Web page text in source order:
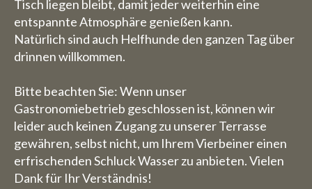
Tisch liegen bleibt, damit jeder weiterhin eine
entspannte Atmosphäre genießen kann.
Natürlich sind auch Helfhunde den ganzen Tag über
drinnen willkommen.
Bitte beachten Sie: Wenn unser
Gastronomiebetrieb geschlossen ist, können wir
leider auch keinen Zugang zu unserer Terrasse
gewähren, selbst nicht, um Ihrem Vierbeiner einen
erfrischenden Schluck Wasser zu anbieten. Vielen
Dank für Ihr Verständnis!